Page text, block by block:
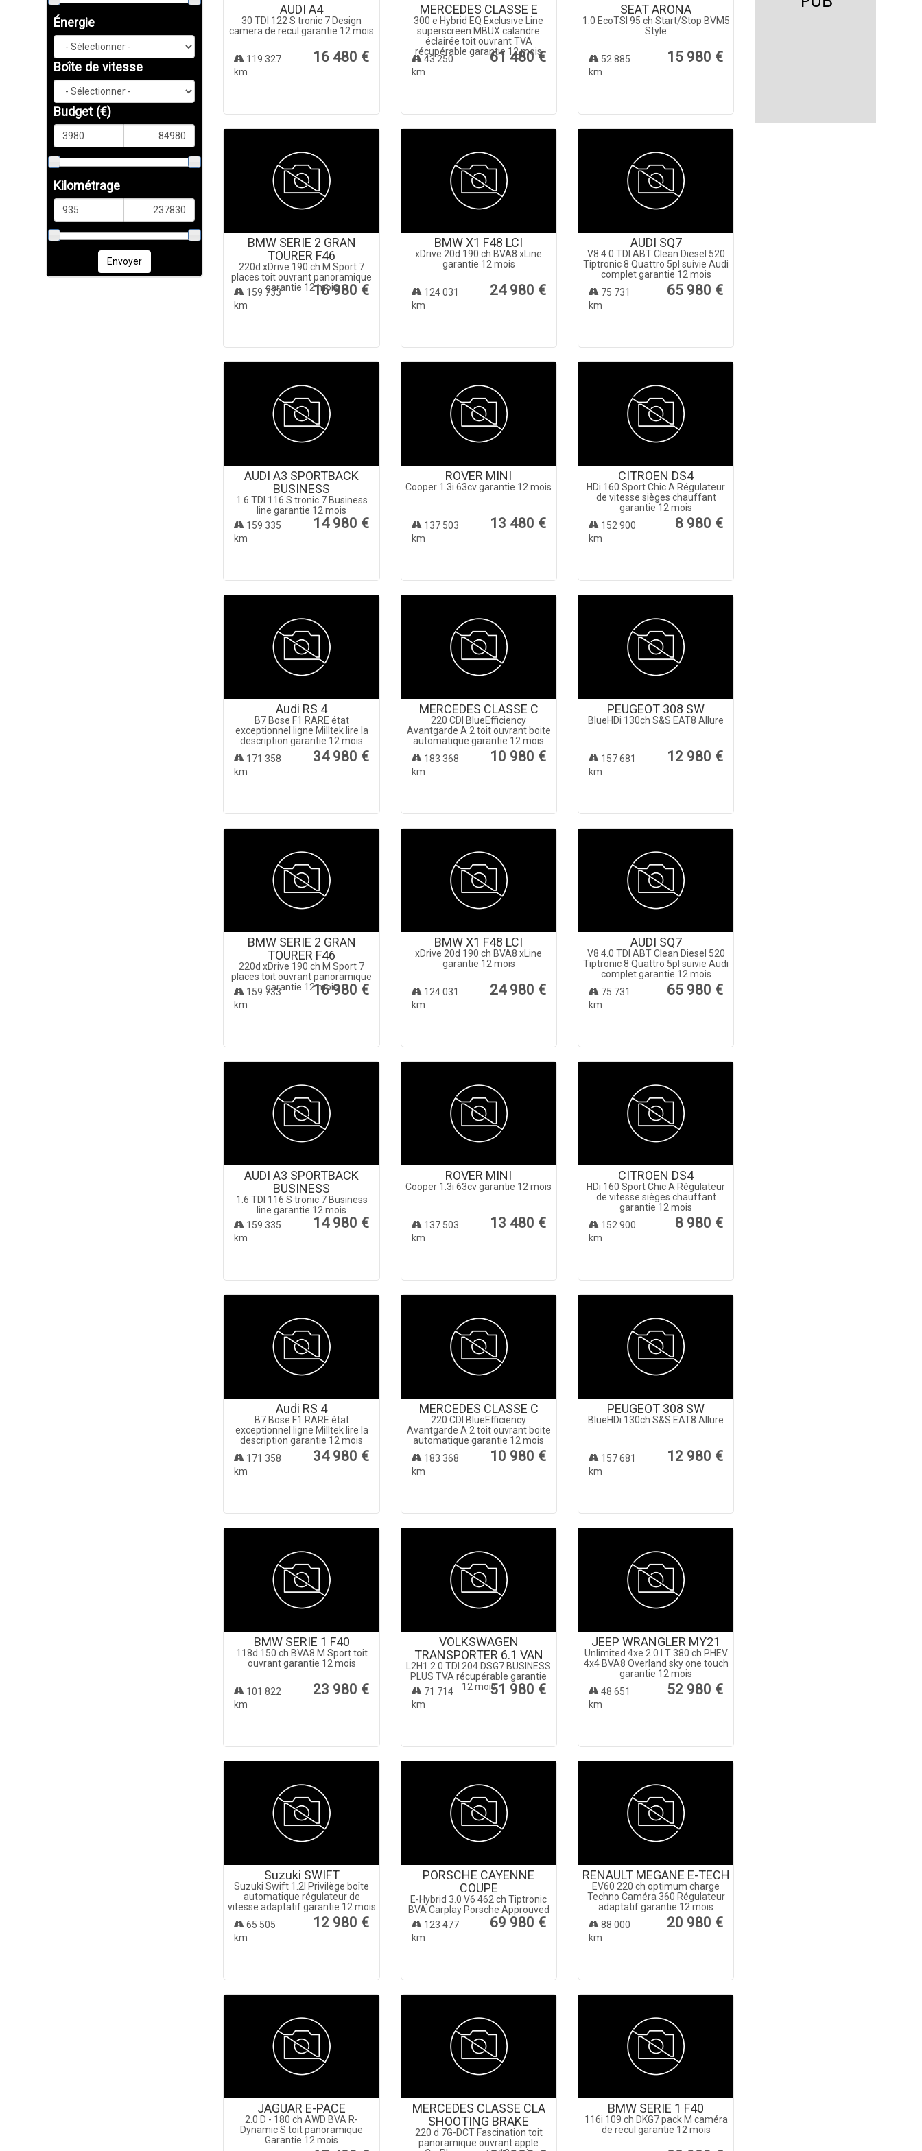
Énergie
Boîte de vitesse
Budget (€)
Kilométrage
Envoyer
AUDI A4
30 TDI 122 S tronic 7 Design
camera de recul garantie 12 mois
119 327
km
16 480 €
MERCEDES CLASSE E
300 e Hybrid EQ Exclusive Line
superscreen MBUX calandre
éclairée toit ouvrant TVA
récupérable garantie 12 mois
43 250
km
61 480 €
SEAT ARONA
1.0 EcoTSI 95 ch Start/Stop BVM5
Style
52 885
km
15 980 €
BMW SERIE 2 GRAN
TOURER F46
220d xDrive 190 ch M Sport 7
places toit ouvrant panoramique
garantie 12 mois
159 733
km
16 980 €
BMW X1 F48 LCI
xDrive 20d 190 ch BVA8 xLine
garantie 12 mois
124 031
km
24 980 €
AUDI SQ7
V8 4.0 TDI ABT Clean Diesel 520
Tiptronic 8 Quattro 5pl suivie Audi
complet garantie 12 mois
75 731
km
65 980 €
AUDI A3 SPORTBACK
BUSINESS
1.6 TDI 116 S tronic 7 Business
line garantie 12 mois
159 335
km
14 980 €
ROVER MINI
Cooper 1.3i 63cv garantie 12 mois
137 503
km
13 480 €
CITROEN DS4
HDi 160 Sport Chic A Régulateur
de vitesse sièges chauffant
garantie 12 mois
152 900
km
8 980 €
Audi RS 4
B7 Bose F1 RARE état
exceptionnel ligne Milltek lire la
description garantie 12 mois
171 358
km
34 980 €
MERCEDES CLASSE C
220 CDI BlueEfficiency
Avantgarde A 2 toit ouvrant boite
automatique garantie 12 mois
183 368
km
10 980 €
PEUGEOT 308 SW
BlueHDi 130ch S&S EAT8 Allure
157 681
km
12 980 €
BMW SERIE 2 GRAN
TOURER F46
220d xDrive 190 ch M Sport 7
places toit ouvrant panoramique
garantie 12 mois
159 733
km
16 980 €
BMW X1 F48 LCI
xDrive 20d 190 ch BVA8 xLine
garantie 12 mois
124 031
km
24 980 €
AUDI SQ7
V8 4.0 TDI ABT Clean Diesel 520
Tiptronic 8 Quattro 5pl suivie Audi
complet garantie 12 mois
75 731
km
65 980 €
AUDI A3 SPORTBACK
BUSINESS
1.6 TDI 116 S tronic 7 Business
line garantie 12 mois
159 335
km
14 980 €
ROVER MINI
Cooper 1.3i 63cv garantie 12 mois
137 503
km
13 480 €
CITROEN DS4
HDi 160 Sport Chic A Régulateur
de vitesse sièges chauffant
garantie 12 mois
152 900
km
8 980 €
Audi RS 4
B7 Bose F1 RARE état
exceptionnel ligne Milltek lire la
description garantie 12 mois
171 358
km
34 980 €
MERCEDES CLASSE C
220 CDI BlueEfficiency
Avantgarde A 2 toit ouvrant boite
automatique garantie 12 mois
183 368
km
10 980 €
PEUGEOT 308 SW
BlueHDi 130ch S&S EAT8 Allure
157 681
km
12 980 €
BMW SERIE 1 F40
118d 150 ch BVA8 M Sport toit
ouvrant garantie 12 mois
101 822
km
23 980 €
VOLKSWAGEN
TRANSPORTER 6.1 VAN
L2H1 2.0 TDI 204 DSG7 BUSINESS
PLUS TVA récupérable garantie
12 mois
71 714
km
51 980 €
JEEP WRANGLER MY21
Unlimited 4xe 2.0 l T 380 ch PHEV
4x4 BVA8 Overland sky one touch
garantie 12 mois
48 651
km
52 980 €
Suzuki SWIFT
Suzuki Swift 1.2I Privilège boîte
automatique régulateur de
vitesse adaptatif garantie 12 mois
65 505
km
12 980 €
PORSCHE CAYENNE
COUPE
E-Hybrid 3.0 V6 462 ch Tiptronic
BVA Carplay Porsche Approuved
123 477
km
69 980 €
RENAULT MEGANE E-TECH
EV60 220 ch optimum charge
Techno Caméra 360 Régulateur
adaptatif garantie 12 mois
88 000
km
20 980 €
JAGUAR E-PACE
2.0 D - 180 ch AWD BVA R-
Dynamic S toit panoramique
Garantie 12 mois
MERCEDES CLASSE CLA
SHOOTING BRAKE
220 d 7G-DCT Fascination toit
panoramique ouvrant apple
BMW SERIE 1 F40
116i 109 ch DKG7 pack M caméra
de recul garantie 12 mois